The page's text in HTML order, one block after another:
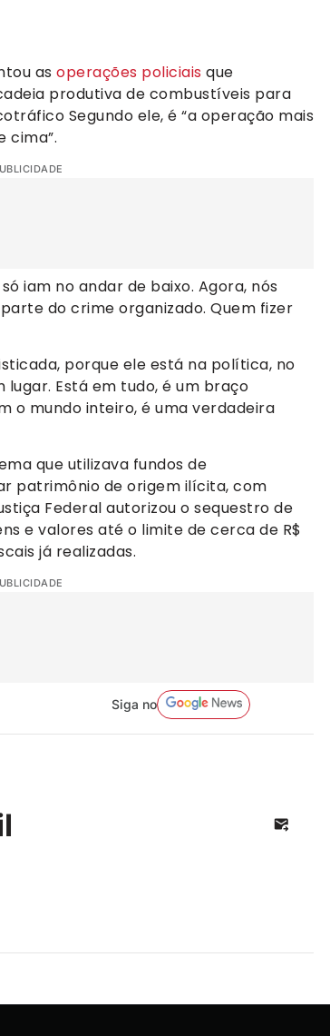
as operações policiais que
produtiva de combustíveis para
Segundo ele, é “a operação mais
cima”.
iam no andar de baixo. Agora, nós
do crime organizado. Quem fizer
porque ele está na política, no
Está em tudo, é um braço
o mundo inteiro, é uma verdadeira
que utilizava fundos de
patrimônio de origem ilícita, com
Federal autorizou o sequestro de
e valores até o limite de cerca de R$
já realizadas.
Siga no